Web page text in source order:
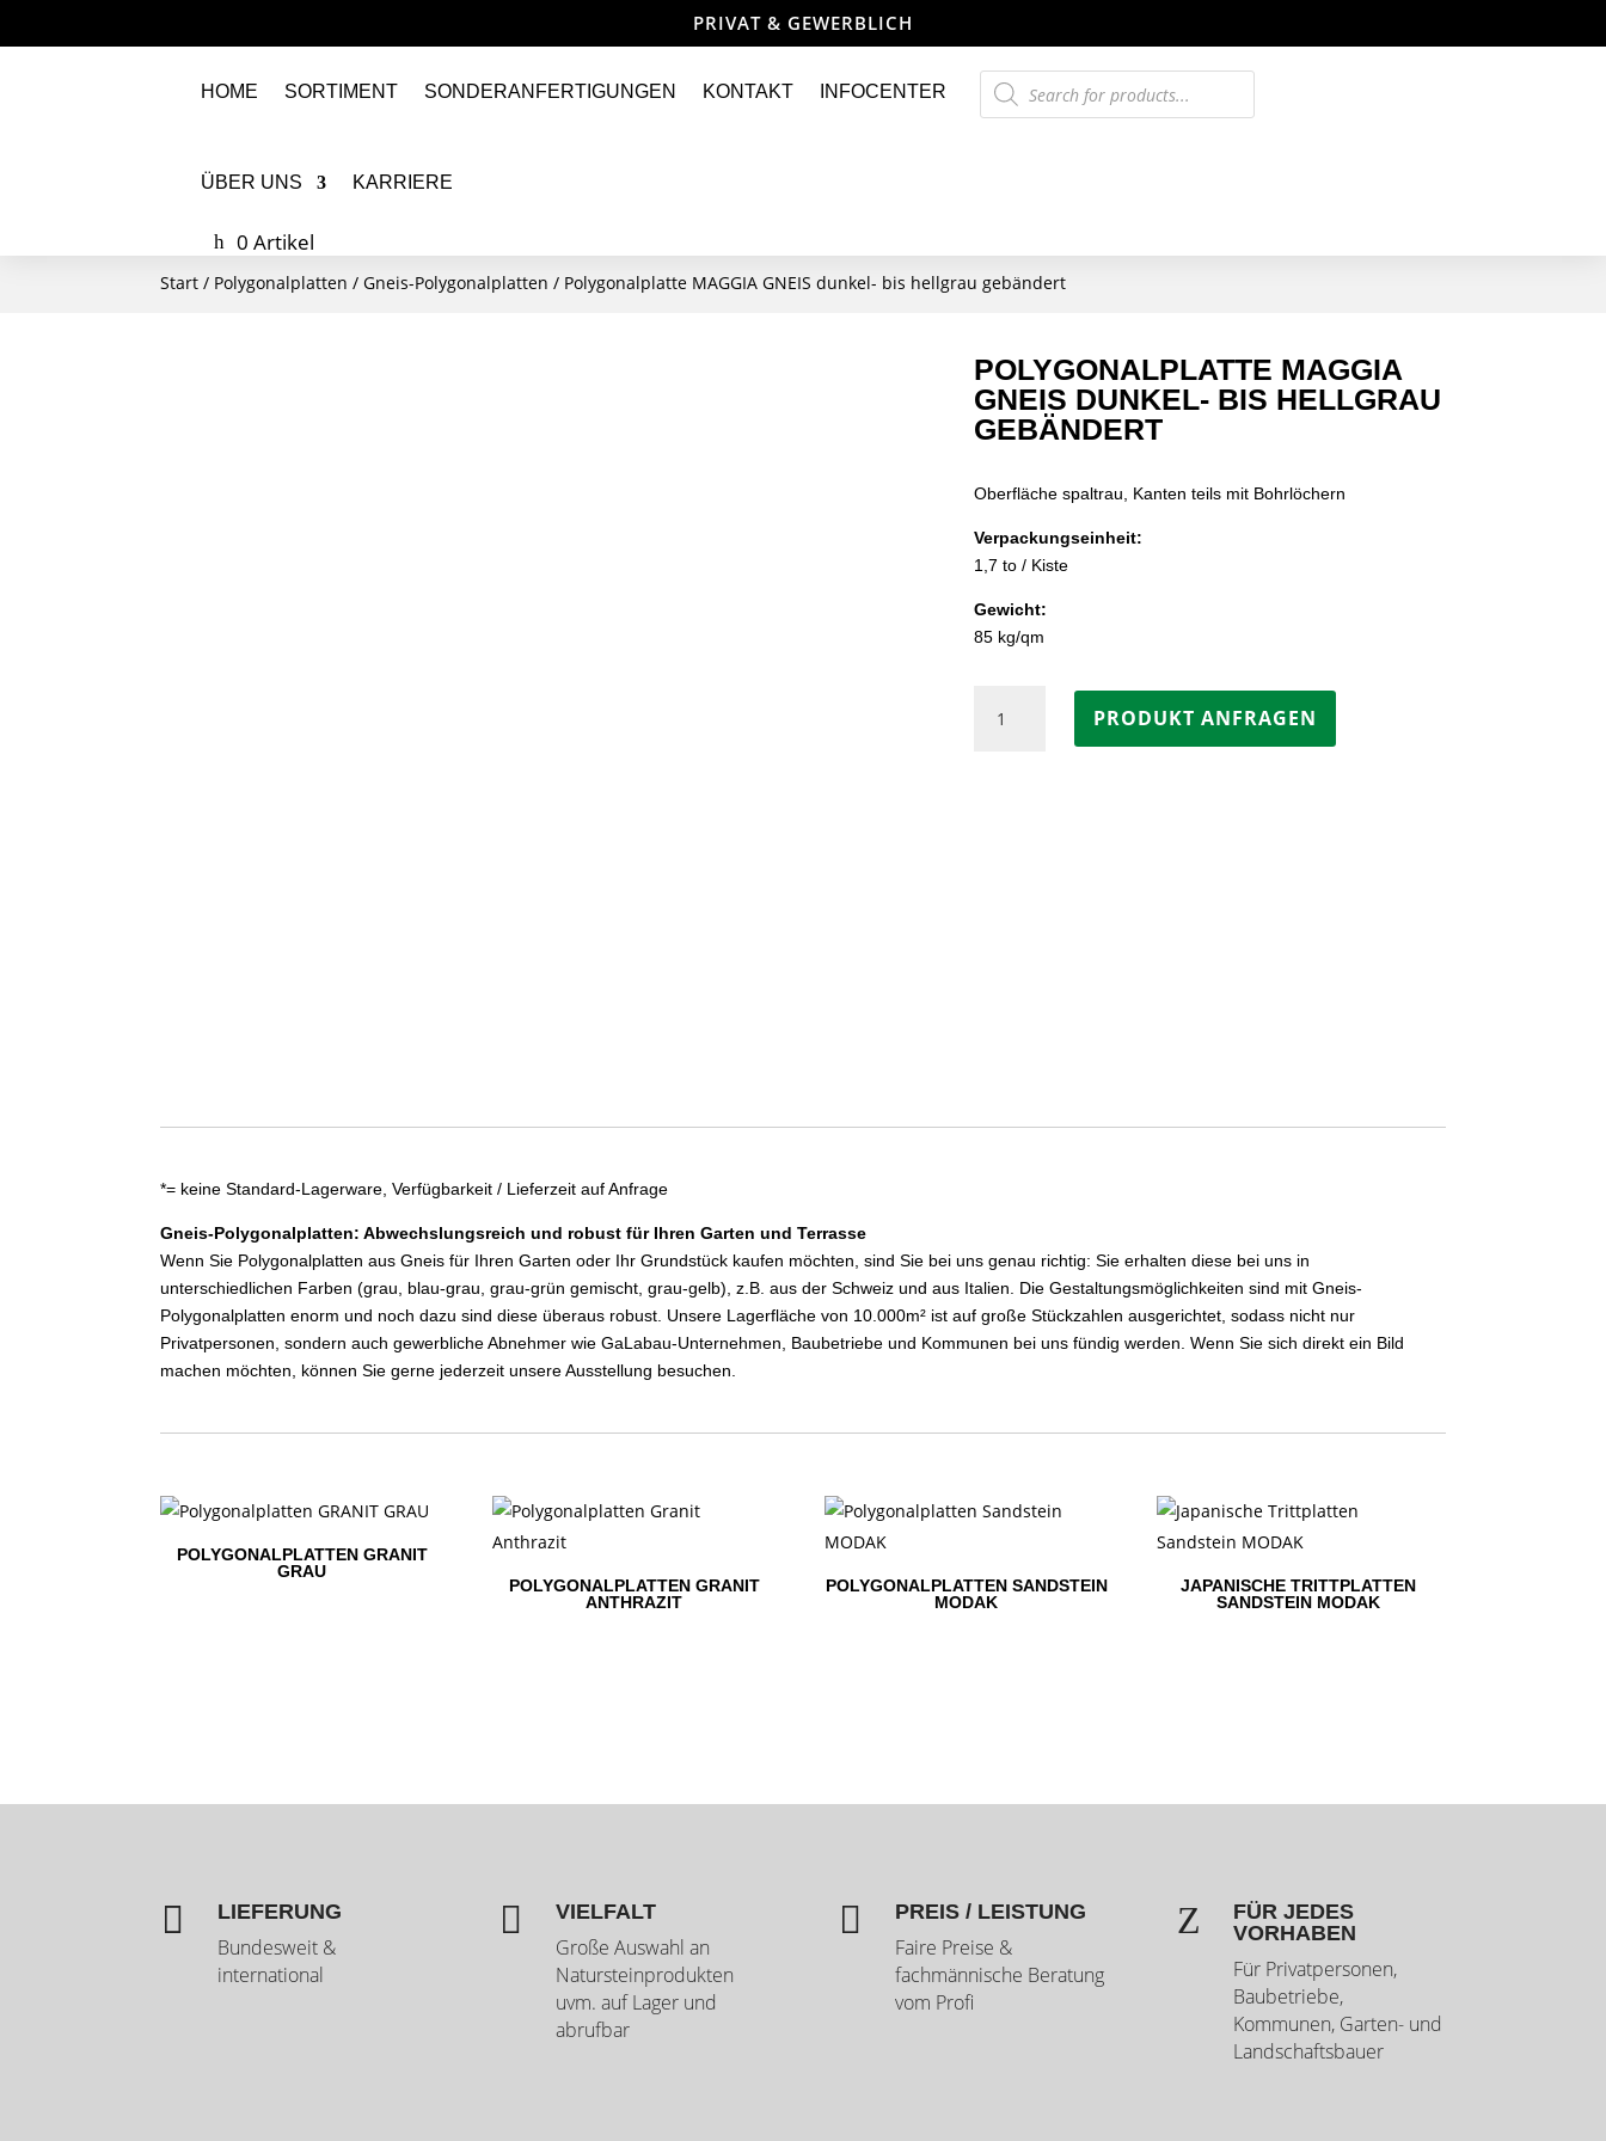
PRIVAT & GEWERBLICH
HOME SORTIMENT SONDERANFERTIGUNGEN KONTAKT INFOCENTER
ÜBER UNS KARRIERE
0 Artikel
Products
search
Start / Polygonalplatten /Gneis-Polygonalplatten / Polygonalplatte MAGGIA GNEIS dunkel- bis hellgrau gebändert
POLYGONALPLATTE MAGGIA
GNEIS DUNKEL- BIS HELLGRAU
GEBÄNDERT
Oberfläche spaltrau, Kanten teils mit Bohrlöchern
Verpackungseinheit:
1,7 to / Kiste
Gewicht:
85 kg/qm
Polygonalplatte
MAGGIA
PRODUKT ANFRAGEN
*= keine Standard-Lagerware, Verfügbarkeit / Lieferzeit auf Anfrage
Gneis-Polygonalplatten: Abwechslungsreich und robust für Ihren Garten und Terrasse
Wenn Sie Polygonalplatten aus Gneis für Ihren Garten oder Ihr Grundstück kaufen möchten, sind Sie bei uns genau richtig: Sie erhalten diese bei uns in
unterschiedlichen Farben (grau, blau-grau, grau-grün gemischt, grau-gelb), z.B. aus der Schweiz und aus Italien. Die Gestaltungsmöglichkeiten sind mit Gneis-
Polygonalplatten enorm und noch dazu sind diese überaus robust. Unsere Lagerfläche von 10.000m² ist auf große Stückzahlen ausgerichtet, sodass nicht nur
Privatpersonen, sondern auch gewerbliche Abnehmer wie GaLabau-Unternehmen, Baubetriebe und Kommunen bei uns fündig werden. Wenn Sie sich direkt ein Bild
machen möchten, können Sie gerne jederzeit unsere Ausstellung besuchen.
POLYGONALPLATTEN GRANIT
GRAU
POLYGONALPLATTEN GRANIT
ANTHRAZIT
POLYGONALPLATTEN SANDSTEIN
MODAK
JAPANISCHE TRITTPLATTEN
SANDSTEIN MODAK
 LIEFERUNG
Bundesweit &
international
 VIELFALT
Große Auswahl an
Natursteinprodukten
uvm. auf Lager und
abrufbar
 PREIS / LEISTUNG
Faire Preise &
fachmännische Beratung
vom Profi
Z
FÜR JEDES
VORHABEN
Für Privatpersonen,
Baubetriebe,
Kommunen, Garten- und
Landschaftsbauer